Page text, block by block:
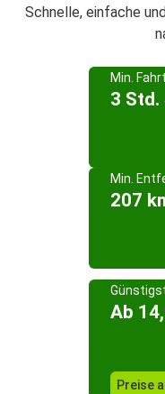
Schnelle, einfache
Min.
3 Std.
Min.
207
Ab
Preise